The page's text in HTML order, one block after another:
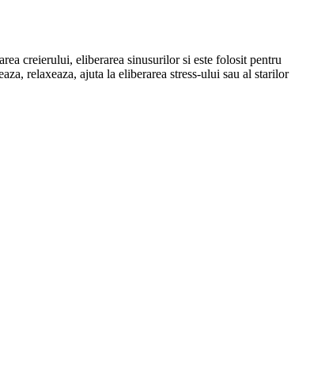
creierului, eliberarea sinusurilor si este folosit pentru
relaxeaza, ajuta la eliberarea stress-ului sau al starilor